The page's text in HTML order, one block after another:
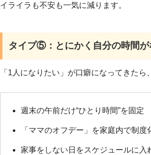
イライラも不安も一気に減ります。
タイプ⑤：とにかく自分の時間が
「1人になりたい」が口癖になってきたら
週末の午前だけ“ひとり時間”を固定
「ママのオフデー」を家庭内で制度
家事をしない日をスケジュールに入